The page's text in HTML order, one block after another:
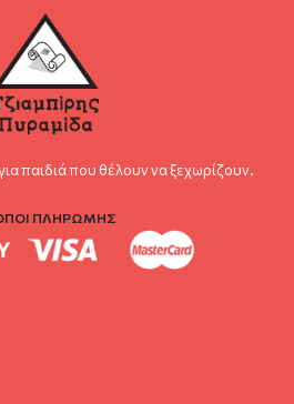
παιδιά που θέλουν να ξεχωρίζουν.
ΠΛΗΡΩΜΗΣ